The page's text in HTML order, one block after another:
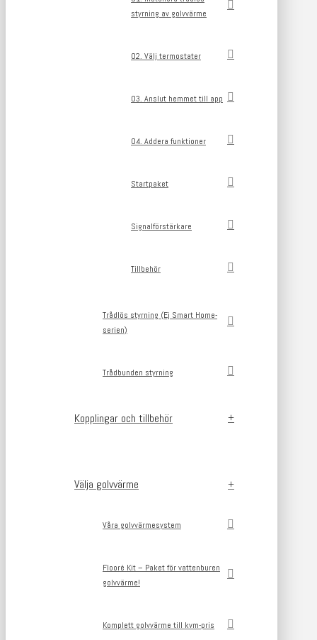
styrning av golvvärme
02. Välj termostater
03. Anslut hemmet till app
04. Addera funktioner
Startpaket
Signalförstärkare
Tillbehör
Trådlös styrning (Ej Smart Home-
serien)
Trådbunden styrning
Kopplingar och tillbehör
Välja golvvärme
Våra golvvärmesystem
Flooré Kit – Paket för vattenburen
golvvärme!
Komplett golvvärme till kvm-pris